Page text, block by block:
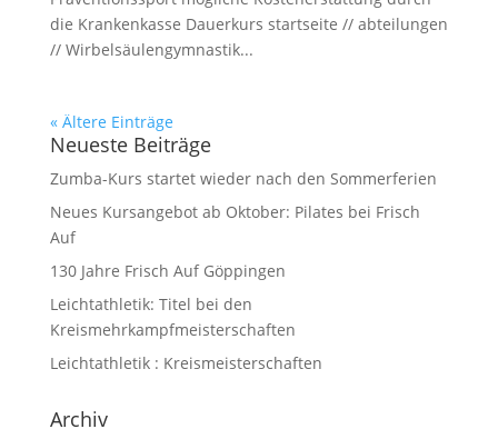
die Krankenkasse Dauerkurs startseite // abteilungen
// Wirbelsäulengymnastik...
« Ältere Einträge
Neueste Beiträge
Zumba-Kurs startet wieder nach den Sommerferien
Neues Kursangebot ab Oktober: Pilates bei Frisch
Auf
130 Jahre Frisch Auf Göppingen
Leichtathletik: Titel bei den
Kreismehrkampfmeisterschaften
Leichtathletik : Kreismeisterschaften
Archiv